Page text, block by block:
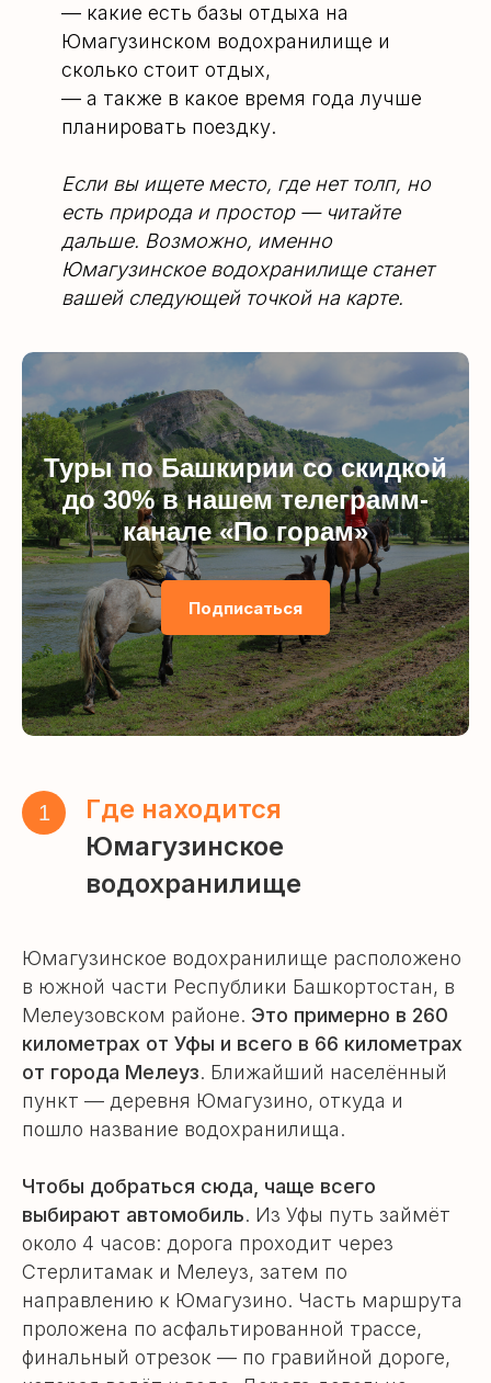
— какие есть базы отдыха на
Юмагузинском водохранилище и
сколько стоит отдых,
— а также в какое время года лучше
планировать поездку.
Если вы ищете место, где нет толп, но
есть природа и простор — читайте
дальше. Возможно, именно
Юмагузинское водохранилище станет
вашей следующей точкой на карте.
Туры по Башкирии со скидкой
до 30% в нашем телеграмм-
канале «По горам»
Подписаться
1
Где находится
Юмагузинское
водохранилище
Юмагузинское водохранилище расположено
в южной части Республики Башкортостан, в
Мелеузовском районе. Это примерно в 260
километрах от Уфы и всего в 66 километрах
от города Мелеуз. Ближайший населённый
пункт — деревня Юмагузино, откуда и
пошло название водохранилища.
Чтобы добраться сюда, чаще всего
выбирают автомобиль. Из Уфы путь займёт
около 4 часов: дорога проходит через
Стерлитамак и Мелеуз, затем по
направлению к Юмагузино. Часть маршрута
проложена по асфальтированной трассе,
финальный отрезок — по гравийной дороге,